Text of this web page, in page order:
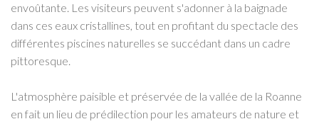
envoûtante. Les visiteurs peuvent s'adonner à la baignade
dans ces eaux cristallines, tout en profitant du spectacle des
différentes piscines naturelles se succédant dans un cadre
pittoresque.
L'atmosphère paisible et préservée de la vallée de la Roanne
en fait un lieu de prédilection pour les amateurs de nature et